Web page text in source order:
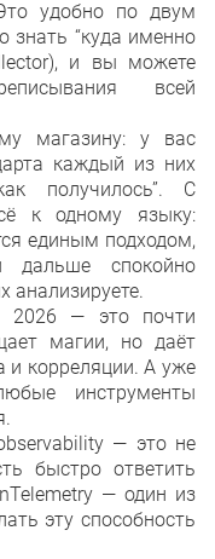
удобно по двум
знать “куда именно
и вы можете
всей
магазину: у вас
каждый из них
получилось”. С
к одному языку:
единым подходом,
дальше спокойно
анализируете.
2026 — это почти
магии, но даёт
и корреляции. А уже
инструменты
— это не
быстро ответить
— один из
эту способность